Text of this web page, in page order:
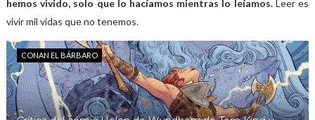
hemos vivido, solo que lo hacíamos mientras lo leíamos.Leer es
vivir mil vidas que no tenemos.
CONAN EL BÁRBARO